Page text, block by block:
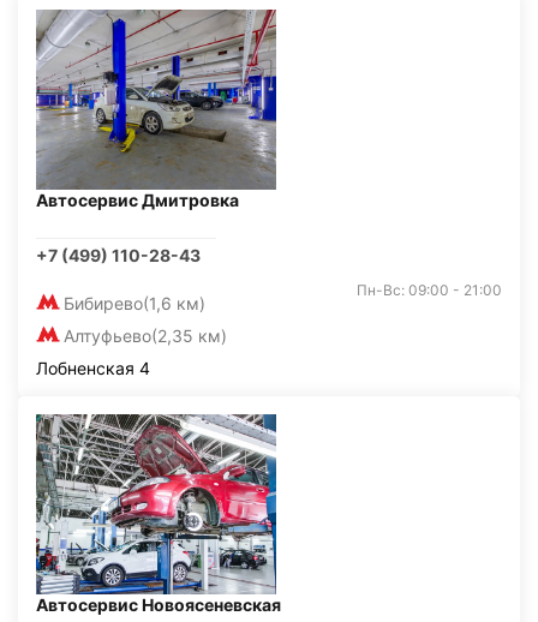
Автосервис Дмитровка
+7 (499) 110-28-43
Бибирево(1,6 км)
Алтуфьево(2,35 км)
Пн-Вс: 09:00 - 21:00
Лобненская 4
Автосервис Новоясеневская